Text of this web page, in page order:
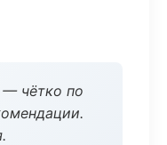
чётко по